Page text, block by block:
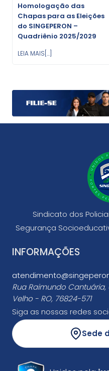
Homologação das
Chapas para as Eleições
do SINGEPERON –
Quadriênio 2025/2029
LEIA MAIS[...]
Sindicato dos
Segurança
INFORMAÇÕES
Rua Raimundo Cantuária,
Velho - RO, 76824-571
Siga as nossas redes
Sede